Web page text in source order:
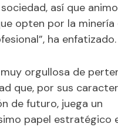
así que
opten por la minería
ha enfatizado.
orgullosa de
que, por sus
de futuro, juega un
papel estratégico